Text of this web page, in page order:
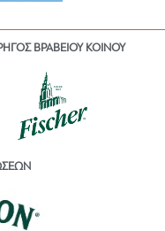
ΒΡΑΒΕΙΟΥ ΚΟΙΝΟΥ